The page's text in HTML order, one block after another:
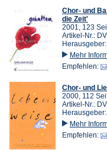
Chor- und
die Zeit'
2001, 123
Artikel-Nr.:
Mehr
Empfehlen:
Chor- und
2000, 112
Artikel-Nr.:
Mehr
Empfehlen: